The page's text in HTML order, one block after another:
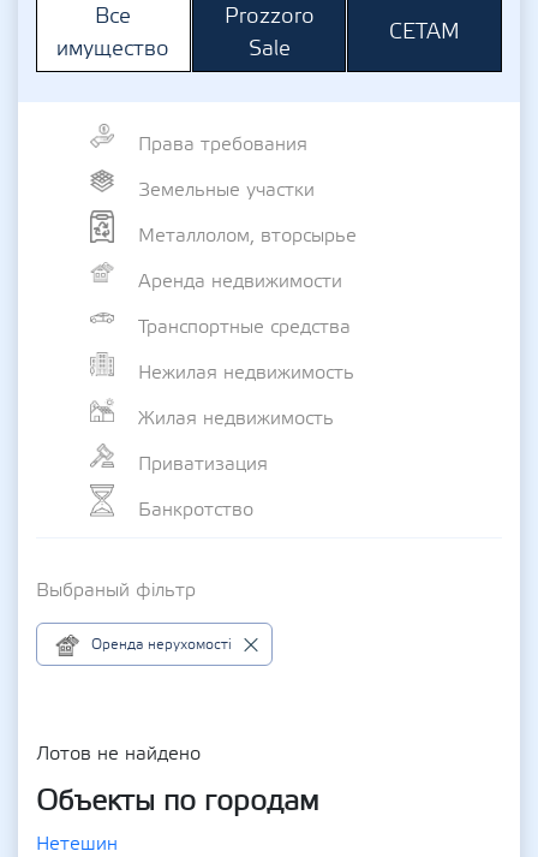
Все
имущество
Prozzoro
Sale
СЕТАМ
Права требования
Земельные участки
Металлолом, вторсырье
Аренда недвижимости
Транспортные средства
Нежилая недвижимость
Жилая недвижимость
Приватизация
Банкротство
Выбраный фільтр
Оренда нерухомості
Лотов не найдено
Объекты по городам
Нетешин